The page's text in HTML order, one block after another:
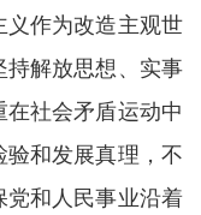
作为改造主观世
解放思想、实事
社会矛盾运动中
和发展真理，不
党和人民事业沿着